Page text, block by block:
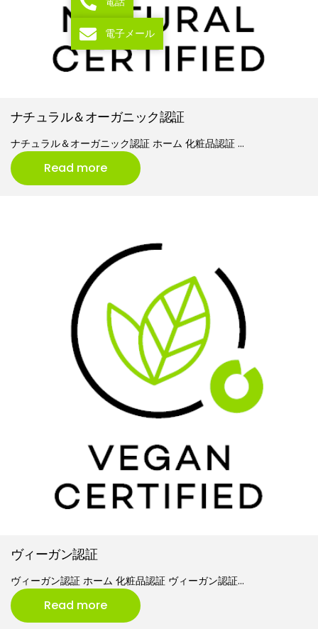
ナチュラル＆オーガニック認証
ナチュラル＆オーガニック認証 ホーム 化粧品認証 …
Read more
ヴィーガン認証
ヴィーガン認証 ホーム 化粧品認証 ヴィーガン認証…
Read more
電子メール